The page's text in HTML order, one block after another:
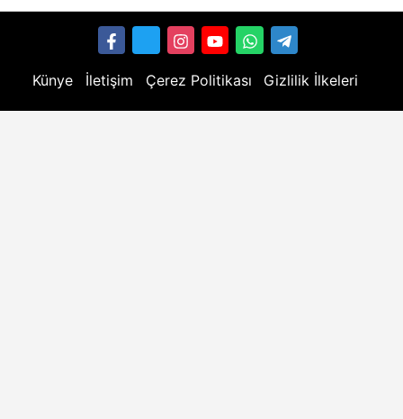
Künye İletişim Çerez Politikası Gizlilik İlkeleri